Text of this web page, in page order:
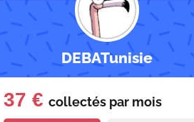
DEBATunisie
37 € collectés par mois